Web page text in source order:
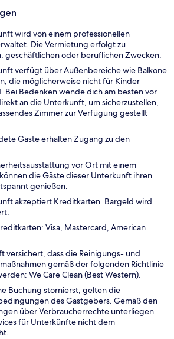
wird von einem professionellen
Die Vermietung erfolgt zu
geschäftlichen oder beruflichen Zwecken.
verfügt über Außenbereiche wie Balkone
die möglicherweise nicht für Kinder
Bei Bedenken wende dich am besten vor
an die Unterkunft, um sicherzustellen,
Zimmer zur Verfügung gestellt
Gäste erhalten Zugang zu den
vor Ort mit einem
die Gäste dieser Unterkunft ihren
genießen.
akzeptiert Kreditkarten. Bargeld wird
Visa, Mastercard, American
versichert, dass die Reinigungs- und
gemäß der folgenden Richtlinie
We Care Clean (Best Western).
Buchung stornierst, gelten die
des Gastgebers. Gemäß den
über Verbraucherrechte unterliegen
für Unterkünfte nicht dem